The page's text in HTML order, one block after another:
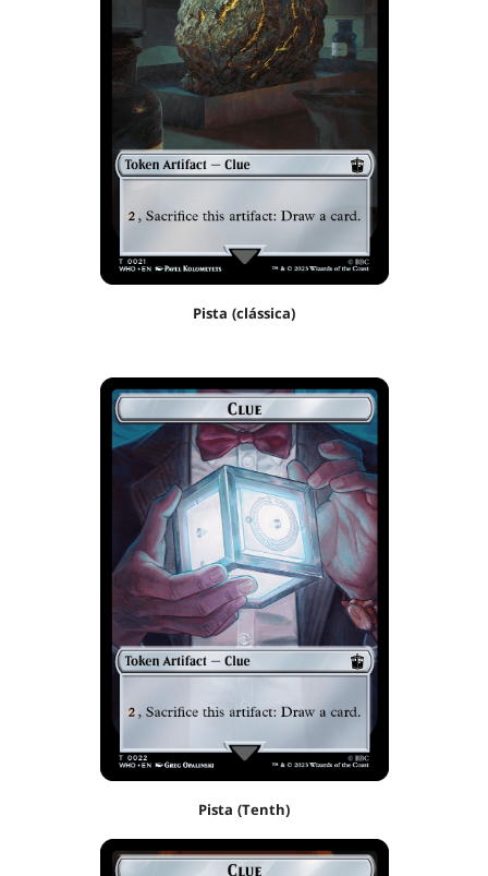
Pista (clássica)
Pista (Tenth)